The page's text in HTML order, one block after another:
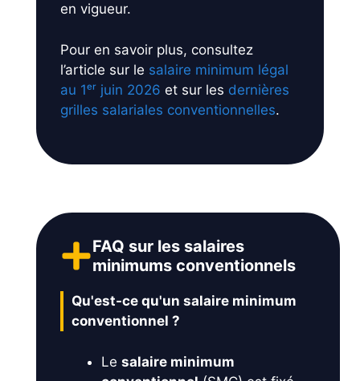
en vigueur.
Pour en savoir plus, consultez
l’article sur le salaire minimum légal
au 1ᵉʳ juin 2026 et sur les dernières
grilles salariales conventionnelles.
FAQ sur les salaires
minimums conventionnels
Qu'est-ce qu'un salaire minimum
conventionnel ?
Le salaire minimum